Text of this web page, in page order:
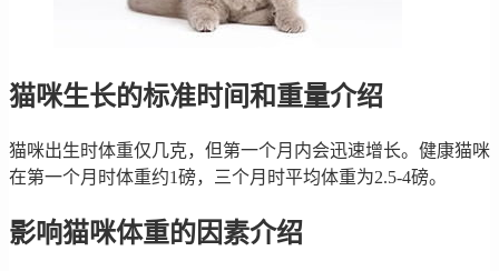
猫咪生长的标准时间和重量介绍
猫咪出生时体重仅几克，但第一个月内会迅速增长。健康猫咪
在第一个月时体重约1磅，三个月时平均体重为2.5-4磅。
影响猫咪体重的因素介绍